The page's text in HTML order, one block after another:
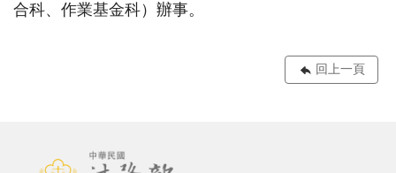
合科、作業基金科）辦事。
回上一頁